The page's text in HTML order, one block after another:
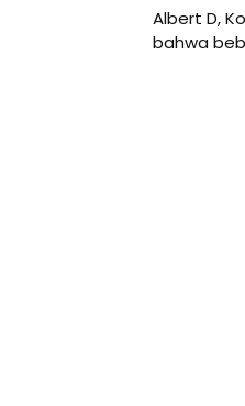
Albert D,
bahwa